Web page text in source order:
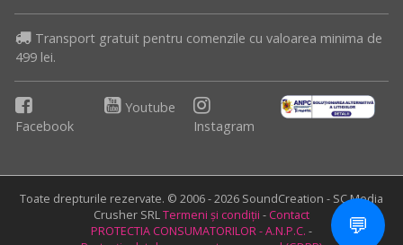
Transport gratuit pentru comenzile cu valoarea minima de
499 lei.
Facebook
Youtube
Instagram
Toate drepturile rezervate. © 2006 - 2026 SoundCreation - SC Media
Crusher SRLTermeni și condiții - Contact
PROTECTIA CONSUMATORILOR - A.N.P.C. -
💬